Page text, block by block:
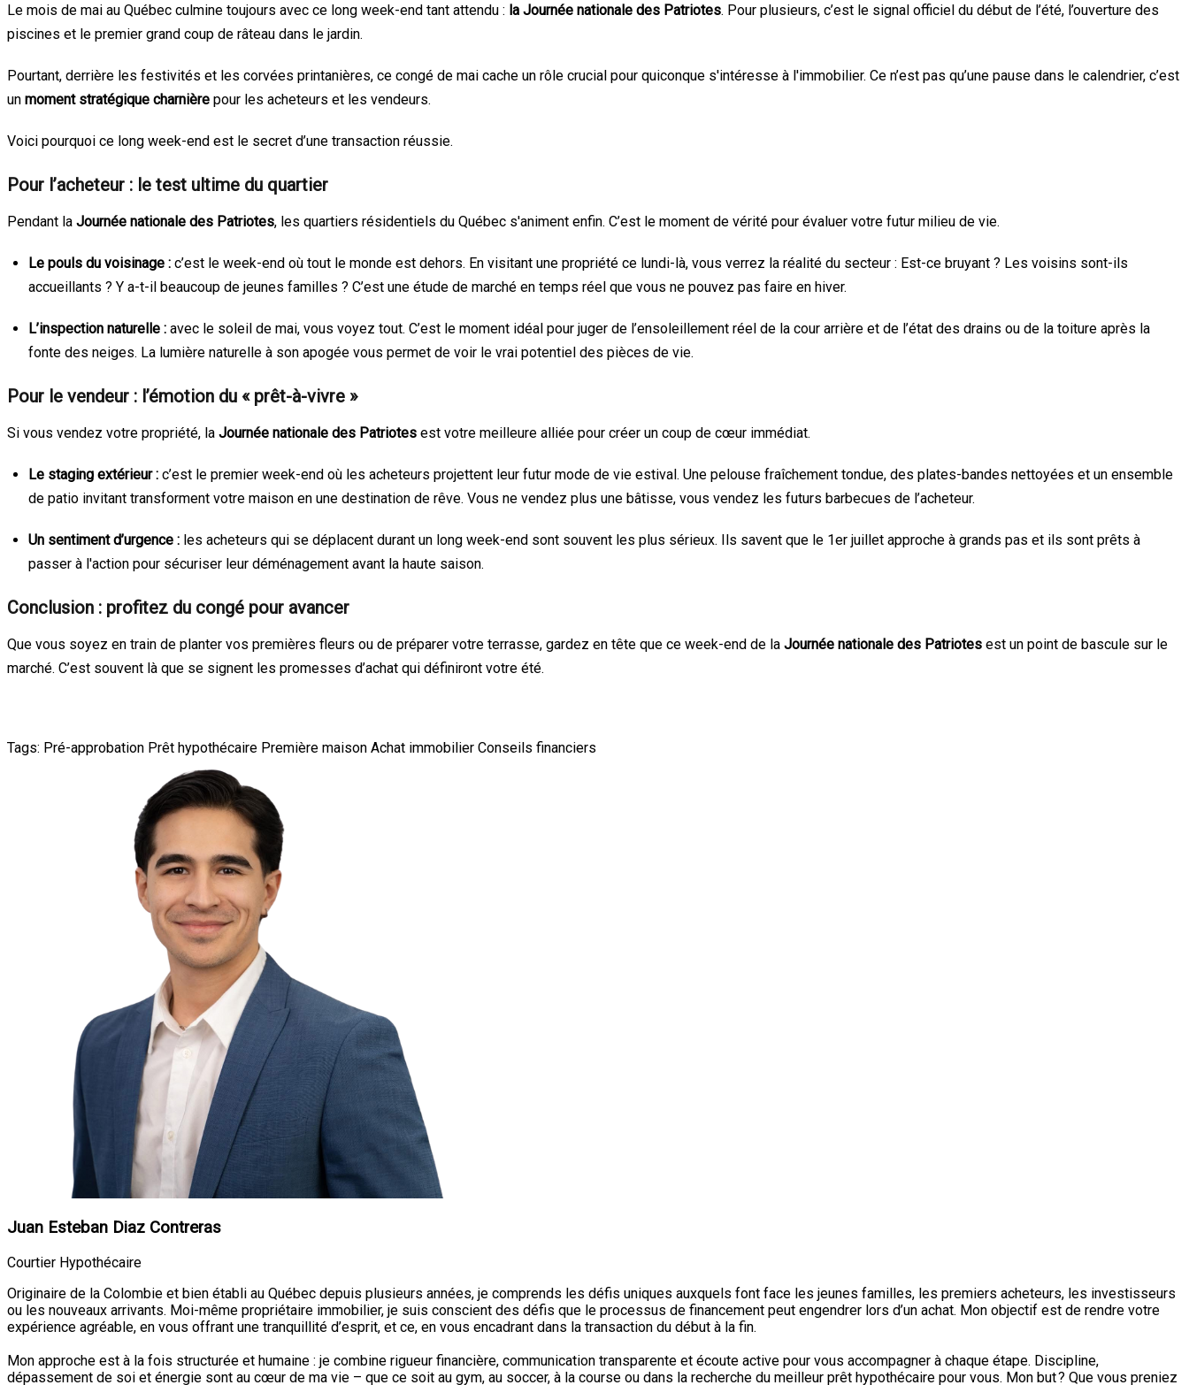
Le mois de mai au Québec culmine toujours avec ce long week-end tant attendu : la Journée nationale des Patriotes. Pour plusieurs, c’est le signal officiel du début de l’été, l’ouverture des
piscines et le premier grand coup de râteau dans le jardin.
Pourtant, derrière les festivités et les corvées printanières, ce congé de mai cache un rôle crucial pour quiconque s'intéresse à l'immobilier. Ce n’est pas qu’une pause dans le calendrier, c’est
un moment stratégique charnière pour les acheteurs et les vendeurs.
Voici pourquoi ce long week-end est le secret d’une transaction réussie.
Pour l’acheteur : le test ultime du quartier
Pendant la Journée nationale des Patriotes, les quartiers résidentiels du Québec s'animent enfin. C’est le moment de vérité pour évaluer votre futur milieu de vie.
Le pouls du voisinage : c’est le week-end où tout le monde est dehors. En visitant une propriété ce lundi-là, vous verrez la réalité du secteur : Est-ce bruyant ? Les voisins sont-ils
accueillants ? Y a-t-il beaucoup de jeunes familles ? C’est une étude de marché en temps réel que vous ne pouvez pas faire en hiver.
L’inspection naturelle : avec le soleil de mai, vous voyez tout. C’est le moment idéal pour juger de l’ensoleillement réel de la cour arrière et de l’état des drains ou de la toiture après la
fonte des neiges. La lumière naturelle à son apogée vous permet de voir le vrai potentiel des pièces de vie.
Pour le vendeur : l’émotion du « prêt-à-vivre »
Si vous vendez votre propriété, la Journée nationale des Patriotes est votre meilleure alliée pour créer un coup de cœur immédiat.
Le staging extérieur : c’est le premier week-end où les acheteurs projettent leur futur mode de vie estival. Une pelouse fraîchement tondue, des plates-bandes nettoyées et un ensemble
de patio invitant transforment votre maison en une destination de rêve. Vous ne vendez plus une bâtisse, vous vendez les futurs barbecues de l’acheteur.
Un sentiment d’urgence : les acheteurs qui se déplacent durant un long week-end sont souvent les plus sérieux. Ils savent que le 1er juillet approche à grands pas et ils sont prêts à
passer à l'action pour sécuriser leur déménagement avant la haute saison.
Conclusion : profitez du congé pour avancer
Que vous soyez en train de planter vos premières fleurs ou de préparer votre terrasse, gardez en tête que ce week-end de la Journée nationale des Patriotes est un point de bascule sur le
marché. C’est souvent là que se signent les promesses d’achat qui définiront votre été.
Tags: Pré-approbation Prêt hypothécaire Première maison Achat immobilier Conseils financiers
Juan Esteban Diaz Contreras
Courtier Hypothécaire
Originaire de la Colombie et bien établi au Québec depuis plusieurs années, je comprends les défis uniques auxquels font face les jeunes familles, les premiers acheteurs, les investisseurs
ou les nouveaux arrivants. Moi-même propriétaire immobilier, je suis conscient des défis que le processus de financement peut engendrer lors d’un achat. Mon objectif est de rendre votre
expérience agréable, en vous offrant une tranquillité d’esprit, et ce, en vous encadrant dans la transaction du début à la fin.
Mon approche est à la fois structurée et humaine : je combine rigueur financière, communication transparente et écoute active pour vous accompagner à chaque étape. Discipline,
dépassement de soi et énergie sont au cœur de ma vie – que ce soit au gym, au soccer, à la course ou dans la recherche du meilleur prêt hypothécaire pour vous. Mon but ? Que vous preniez